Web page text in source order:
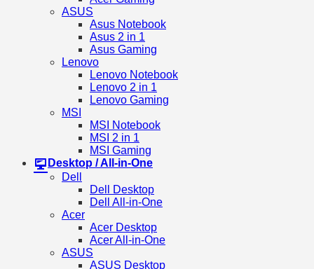
ASUS
Asus Notebook
Asus 2 in 1
Asus Gaming
Lenovo
Lenovo Notebook
Lenovo 2 in 1
Lenovo Gaming
MSI
MSI Notebook
MSI 2 in 1
MSI Gaming
Desktop / All-in-One
Dell
Dell Desktop
Dell All-in-One
Acer
Acer Desktop
Acer All-in-One
ASUS
ASUS Desktop